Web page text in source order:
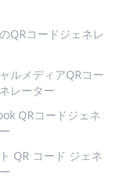
QRコードジェネレ
ルメディアQRコー
レーター
QRコードジェネ
QR コード ジェネ